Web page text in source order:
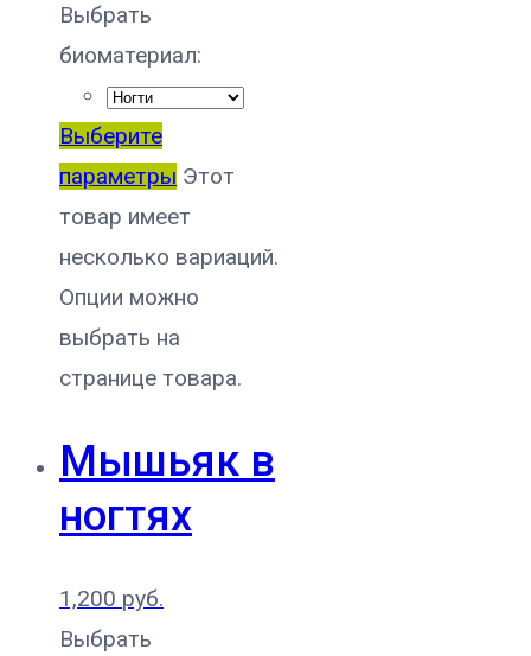
Выбрать
биоматериал:
Выберите
параметры Этот
товар имеет
несколько вариаций.
Опции можно
выбрать на
странице товара.
Мышьяк в
ногтях
1,200 руб.
Выбрать